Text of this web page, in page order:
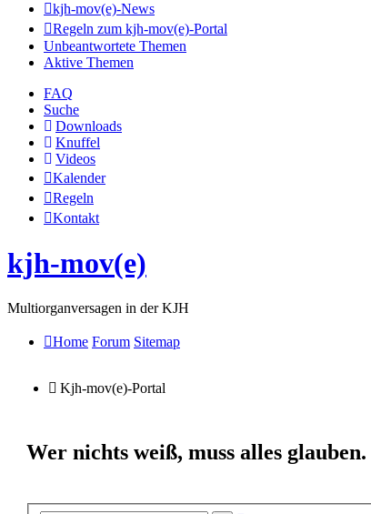
kjh-mov(e)-News
Regeln zum kjh-mov(e)-Portal
Unbeantwortete Themen
Aktive Themen
FAQ
Suche
Downloads
Knuffel
Videos
Kalender
Regeln
Kontakt
kjh-mov(e)
Multiorganversagen in der KJH
Home Forum Sitemap
Kjh-mov(e)-Portal
Wer nichts weiß, muss alles glauben.